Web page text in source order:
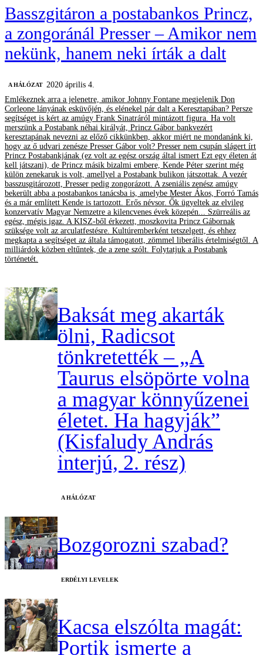
Basszgitáron a postabankos Princz,
a zongoránál Presser – Amikor nem
nekünk, hanem neki írták a dalt
A HÁLÓZAT
2020 április 4.
Emlékeznek arra a jelenetre, amikor Johnny Fontane megjelenik Don
Corleone lányának esküvőjén, és elénekel pár dalt a Keresztapában? Persze
segítséget is kért az amúgy Frank Sinatráról mintázott figura. Ha volt
merszünk a Postabank néhai királyát, Princz Gábor bankvezért
keresztapának nevezni az előző cikkünkben, akkor miért ne mondanánk ki,
hogy az ő udvari zenésze Presser Gábor volt? Presser nem csupán slágert írt
Princz Postabankjának (ez volt az egész ország által ismert Ezt egy életen át
kell játszani), de Princz másik bizalmi embere, Kende Péter szerint még
külön zenekaruk is volt, amellyel a Postabank bulikon játszottak. A vezér
basszusgitározott, Presser pedig zongorázott. A zseniális zenész amúgy
bekerült abba a postabankos tanácsba is, amelybe Mester Ákos, Forró Tamás
és a már említett Kende is tartozott. Erős névsor. Ők ügyeltek az elvileg
konzervatív Magyar Nemzetre a kilencvenes évek közepén... Szürreális az
egész, mégis igaz. A KISZ-ből érkezett, moszkovita Princz Gábornak
szüksége volt az arculatfestésre. Kultúremberként tetszelgett, és ehhez
megkapta a segítséget az általa támogatott, zömmel liberális értelmiségtől. A
milliárdok közben eltűntek, de a zene szólt. Folytatjuk a Postabank
történetét.
Baksát meg akarták
ölni, Radicsot
tönkretették – „A
Taurus elsöpörte volna
a magyar könnyűzenei
életet. Ha hagyják”
(Kisfaludy András
interjú, 2. rész)
A HÁLÓZAT
Bozgorozni szabad?
ERDÉLYI LEVELEK
Kacsa elszólta magát:
Portik ismerte a